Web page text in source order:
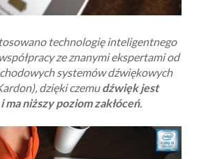
technologię inteligentnego
ze znanymi ekspertami od
systemów dźwiękowych
dzięki czemudźwięk jest
ma niższy poziom zakłóceń.